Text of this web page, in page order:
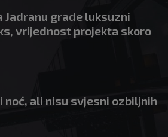
Jadranu grade luksuzni
vrijednost projekta skoro
noć, ali nisu svjesni ozbiljnih